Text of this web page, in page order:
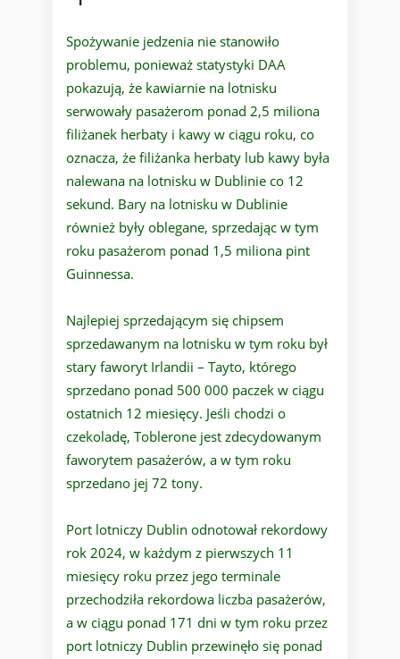
Spożywanie jedzenia nie stanowiło
problemu, ponieważ statystyki DAA
pokazują, że kawiarnie na lotnisku
serwowały pasażerom ponad 2,5 miliona
filiżanek herbaty i kawy w ciągu roku, co
oznacza, że ​​filiżanka herbaty lub kawy była
nalewana na lotnisku w Dublinie co 12
sekund. Bary na lotnisku w Dublinie
również były oblegane, sprzedając w tym
roku pasażerom ponad 1,5 miliona pint
Guinnessa.
Najlepiej sprzedającym się chipsem
sprzedawanym na lotnisku w tym roku był
stary faworyt Irlandii – Tayto, którego
sprzedano ponad 500 000 paczek w ciągu
ostatnich 12 miesięcy. Jeśli chodzi o
czekoladę, Toblerone jest zdecydowanym
faworytem pasażerów, a w tym roku
sprzedano jej 72 tony.
Port lotniczy Dublin odnotował rekordowy
rok 2024, w każdym z pierwszych 11
miesięcy roku przez jego terminale
przechodziła rekordowa liczba pasażerów,
a w ciągu ponad 171 dni w tym roku przez
port lotniczy Dublin przewinęło się ponad